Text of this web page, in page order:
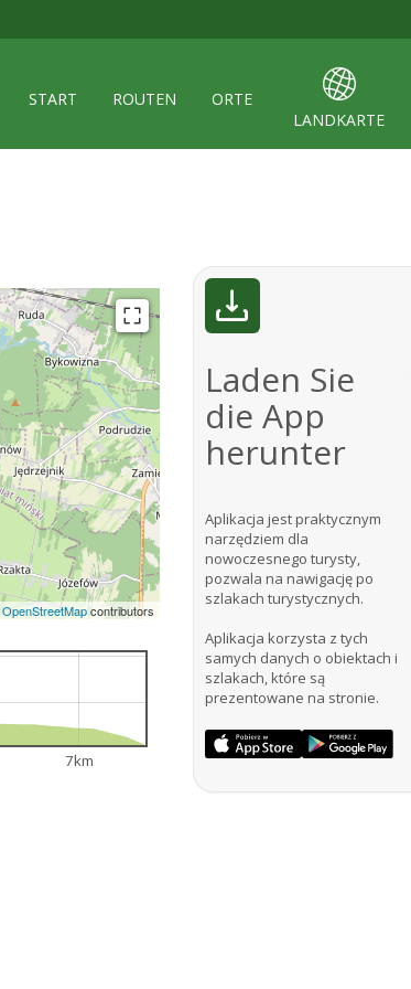
START ROUTEN
ORTE
LANDKARTE
OpenStreetMapcontributors
7km
Laden Sie
die App
herunter
Aplikacja jest praktycznym
narzędziem dla
nowoczesnego turysty,
pozwala na nawigację po
szlakach turystycznych.
Aplikacja korzysta z tych
samych danych o obiektach i
szlakach, które są
prezentowane na stronie.